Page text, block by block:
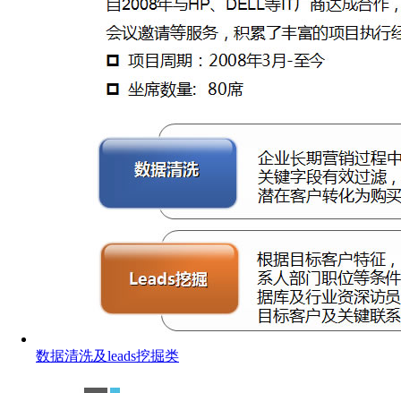
数据清洗及leads挖掘类